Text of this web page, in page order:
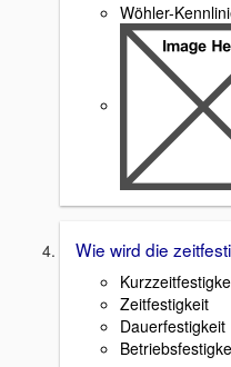
Wöhler-
Wie wird die
Zeitfestigkeit
Dauerfestigkeit